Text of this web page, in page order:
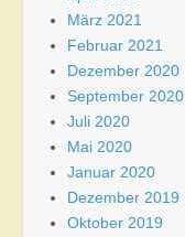
März 2021
Februar 2021
Dezember 2020
September 2020
Juli 2020
Mai 2020
Januar 2020
Dezember 2019
Oktober 2019